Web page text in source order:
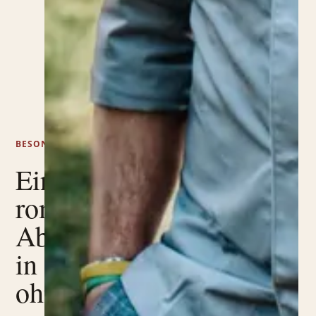
BESONDERE ANLAESSE
Ein
romantisches
Abendessen
in Garda,
ohne Eile.